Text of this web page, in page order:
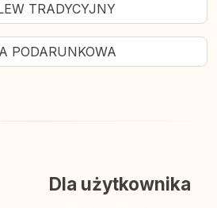
TRADYCYJNY
PODARUNKOWA
Dla użytkownika